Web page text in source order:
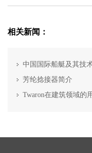
相关新闻：
芳纶捻接器简介
Twaron在建筑领域的